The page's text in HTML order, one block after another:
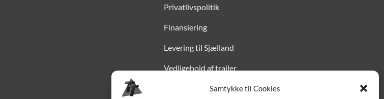
Samtykke til Cookies
Privatlivspolitik
Finansiering
Levering til Sjælland
Vedligehold af trailer
Trailer-hjælp og FAQ